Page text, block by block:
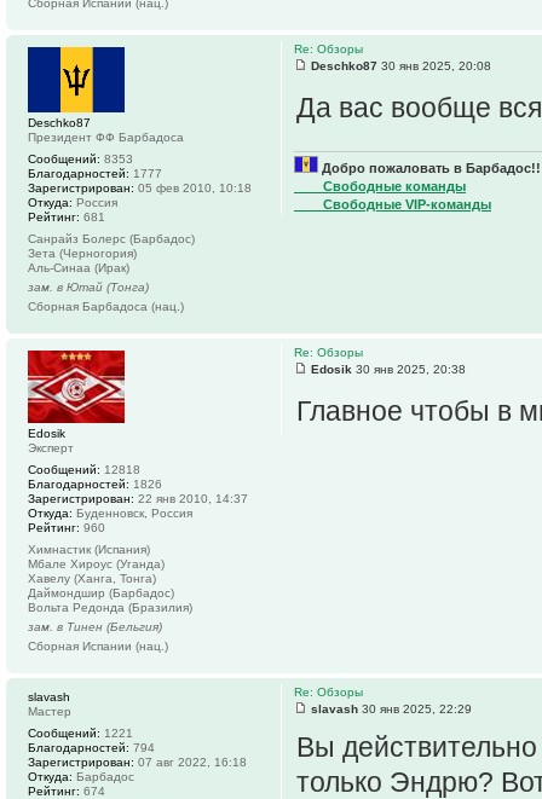
Сборная Испании (нац.)
Re: Обзоры
Deschko87 30 янв 2025, 20:08
Да вас вообще
Добро пожаловать в
____Свободные команды
____Свободные VIP-команды
Deschko87
Президент ФФ Барбадоса
Сообщений: 8353
Благодарностей: 1777
Зарегистрирован: 05 фев 2010, 10:18
Откуда: Россия
Рейтинг: 681
Санрайз Болерс (Барбадос)
Зета (Черногория)
Аль-Синаа (Ирак)
зам. в Ютай (Тонга)
Сборная Барбадоса (нац.)
Re: Обзоры
Edosik 30 янв 2025, 20:38
Главное чтобы в
Edosik
Эксперт
Сообщений: 12818
Благодарностей: 1826
Зарегистрирован: 22 янв 2010, 14:37
Откуда: Буденновск, Россия
Рейтинг: 960
Химнастик (Испания)
Мбале Хироус (Уганда)
Хавелу (Ханга, Тонга)
Даймондшир (Барбадос)
Вольта Редонда (Бразилия)
зам. в Тинен (Бельгия)
Сборная Испании (нац.)
Re: Обзоры
slavash 30 янв 2025, 22:29
Вы
только Эндрю?
slavash
Мастер
Сообщений: 1221
Благодарностей: 794
Зарегистрирован: 07 авг 2022, 16:18
Откуда: Барбадос
Рейтинг: 674